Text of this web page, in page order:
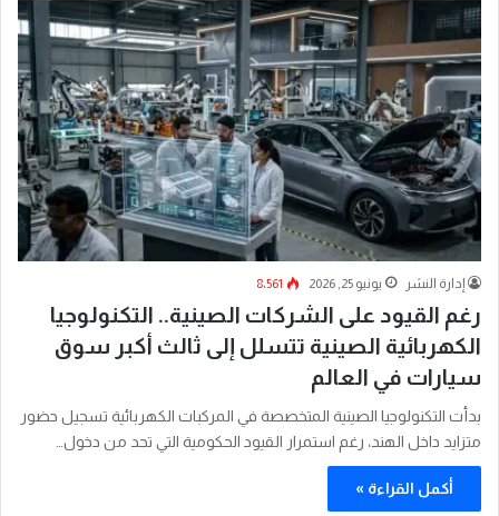
إدارة النشر يونيو 25, 2026 8٬561
رغم القيود على الشركات الصينية.. التكنولوجيا
الكهربائية الصينية تتسلل إلى ثالث أكبر سوق
سيارات في العالم
بدأت التكنولوجيا الصينية المتخصصة في المركبات الكهربائية تسجيل حضور
متزايد داخل الهند، رغم استمرار القيود الحكومية التي تحد من دخول…
أكمل القراءة »